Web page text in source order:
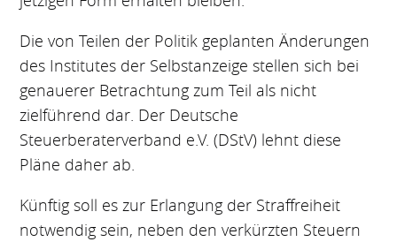
Die von Teilen der Politik geplanten Änderungen
des Institutes der Selbstanzeige stellen sich bei
genauerer Betrachtung zum Teil als nicht
zielführend dar. Der Deutsche
Steuerberaterverband e.V. (DStV) lehnt diese
Pläne daher ab.
Künftig soll es zur Erlangung der Straffreiheit
notwendig sein, neben den verkürzten Steuern